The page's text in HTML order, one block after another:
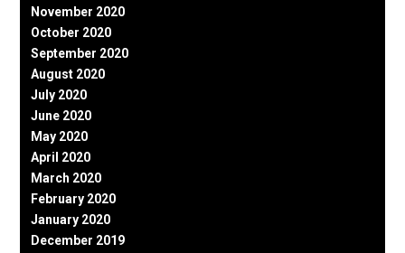
November 2020
October 2020
September 2020
August 2020
July 2020
June 2020
May 2020
April 2020
March 2020
February 2020
January 2020
December 2019